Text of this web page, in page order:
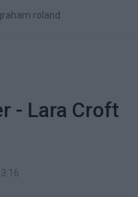
roland
- Lara Croft